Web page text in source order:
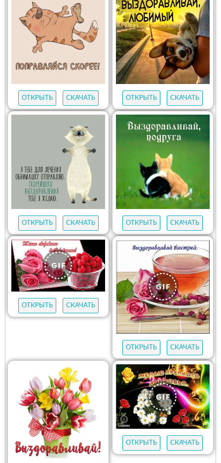
ОТКРЫТЬ СКАЧАТЬ ОТКРЫТЬ СКАЧАТЬ
ОТКРЫТЬ СКАЧАТЬ ОТКРЫТЬ СКАЧАТЬ
ОТКРЫТЬ СКАЧАТЬ
ОТКРЫТЬ СКАЧАТЬ
ОТКРЫТЬ СКАЧАТЬ